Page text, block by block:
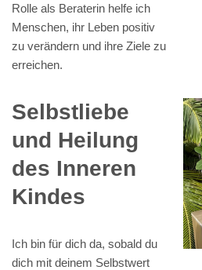
Rolle als Beraterin helfe ich
Menschen, ihr Leben positiv
zu verändern und ihre Ziele zu
erreichen.
Selbstliebe
und Heilung
des Inneren
Kindes
Ich bin für dich da, sobald du
dich mit deinem Selbstwert